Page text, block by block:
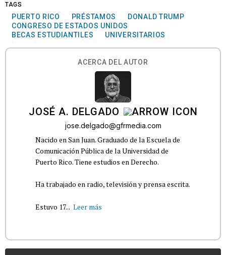
TAGS
PUERTO RICO PRÉSTAMOS
DONALD TRUMP
CONGRESO DE ESTADOS UNIDOS
BECAS ESTUDIANTILES
UNIVERSITARIOS
ACERCA DEL AUTOR
JOSÉ A. DELGADO
jose.delgado@gfrmedia.com
Nacido en San Juan. Graduado de la Escuela de
Comunicación Pública de la Universidad de
Puerto Rico. Tiene estudios en Derecho.
Ha trabajado en radio, televisión y prensa escrita.
Estuvo 17... Leer más